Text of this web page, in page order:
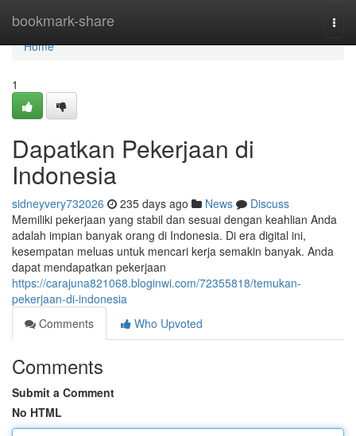
bookmark-share
Home
Home
1
Dapatkan Pekerjaan di
Indonesia
sidneyvery732026 235 days ago News
Discuss
Memiliki pekerjaan yang stabil dan sesuai dengan keahlian Anda
adalah impian banyak orang di Indonesia. Di era digital ini,
kesempatan meluas untuk mencari kerja semakin banyak. Anda
dapat mendapatkan pekerjaan
https://carajuna821068.bloginwi.com/72355818/temukan-
pekerjaan-di-indonesia
Comments
Who Upvoted
Comments
Submit a Comment
No HTML